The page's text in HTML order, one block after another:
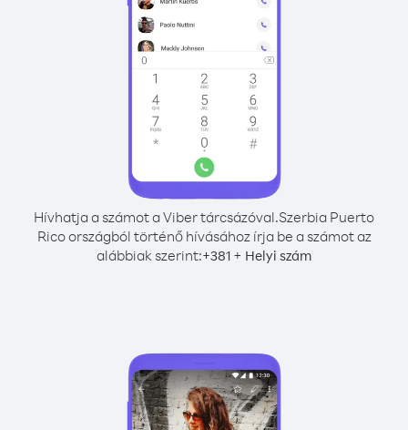
Hívhatja a számot a Viber tárcsázóval.Szerbia Puerto
Rico országból történő hívásához írja be a számot az
alábbiak szerint:+381 + Helyi szám